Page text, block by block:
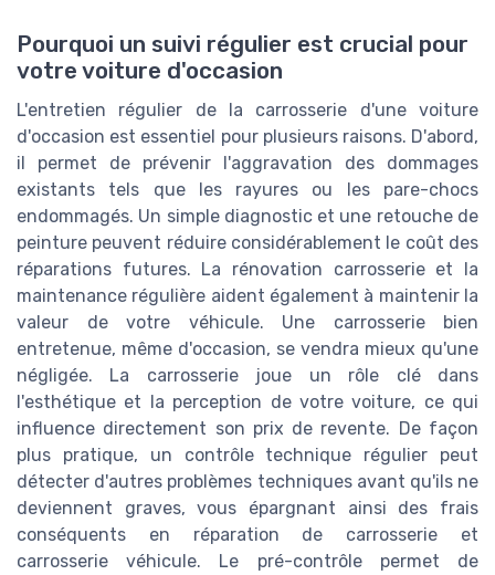
Pourquoi un suivi régulier est crucial pour
votre voiture d'occasion
L'entretien régulier de la carrosserie d'une voiture
d'occasion est essentiel pour plusieurs raisons. D'abord,
il permet de prévenir l'aggravation des dommages
existants tels que les rayures ou les pare-chocs
endommagés. Un simple diagnostic et une retouche de
peinture peuvent réduire considérablement le coût des
réparations futures. La rénovation carrosserie et la
maintenance régulière aident également à maintenir la
valeur de votre véhicule. Une carrosserie bien
entretenue, même d'occasion, se vendra mieux qu'une
négligée. La carrosserie joue un rôle clé dans
l'esthétique et la perception de votre voiture, ce qui
influence directement son prix de revente. De façon
plus pratique, un contrôle technique régulier peut
détecter d'autres problèmes techniques avant qu'ils ne
deviennent graves, vous épargnant ainsi des frais
conséquents en réparation de carrosserie et
carrosserie véhicule. Le pré-contrôle permet de